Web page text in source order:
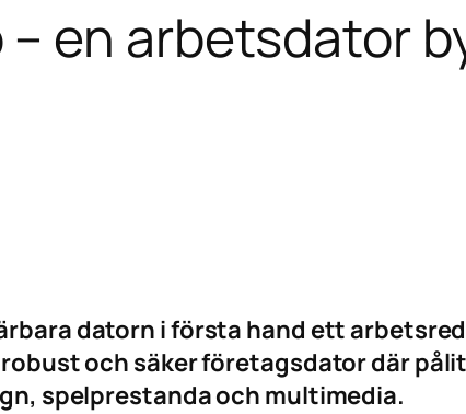
– en arbetsdator
datorn i första hand ett
och säker företagsdator där
spelprestanda och multimedia.